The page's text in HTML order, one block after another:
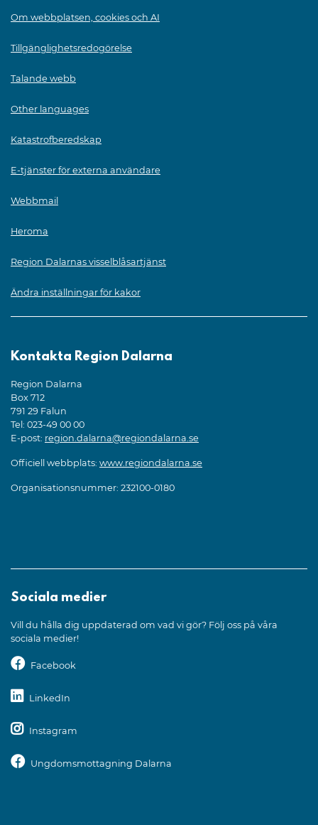
Om webbplatsen, cookies och AI
Tillgänglighetsredogörelse
Talande webb
Other languages
Katastrofberedskap
E-tjänster för externa användare
Webbmail
Heroma
Region Dalarnas visselblåsartjänst
Ändra inställningar för kakor
Kontakta Region Dalarna
Region Dalarna
Box 712
791 29 Falun
Tel: 023-49 00 00
E-post: region.dalarna@regiondalarna.se
Officiell webbplats: www.regiondalarna.se
Organisationsnummer: 232100-0180
Sociala medier
Vill du hålla dig uppdaterad om vad vi gör? Följ oss på våra
sociala medier!
Facebook
LinkedIn
Instagram
Ungdomsmottagning Dalarna